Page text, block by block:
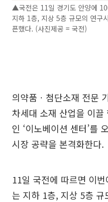
▲국전은 11일 경기도 안양에
지하 1층, 지상 5층 규모의 연구
픈했다. (사진제공 = 국전)
의약품ㆍ첨단소재 전문
차세대 소재 산업을 이
인 ‘이노베이션 센터’를
시장 공략을 본격화한다.
11일 국전에 따르면 이
는 지하 1층, 지상 5층